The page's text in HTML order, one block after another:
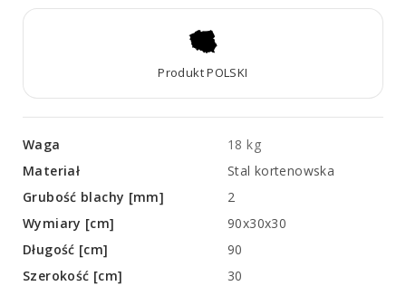
Produkt POLSKI
Waga
18 kg
Materiał
Stal kortenowska
Grubość blachy [mm]
2
Wymiary [cm]
90x30x30
Długość [cm]
90
Szerokość [cm]
30